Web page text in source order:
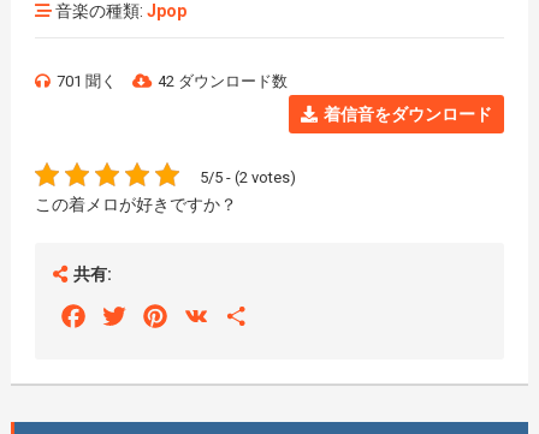
音楽の種類: Jpop
701 聞く 42 ダウンロード数
着信音をダウンロード
5/5 - (2 votes)
この着メロが好きですか？
共有:
FacebookTwitterPinterest
VK